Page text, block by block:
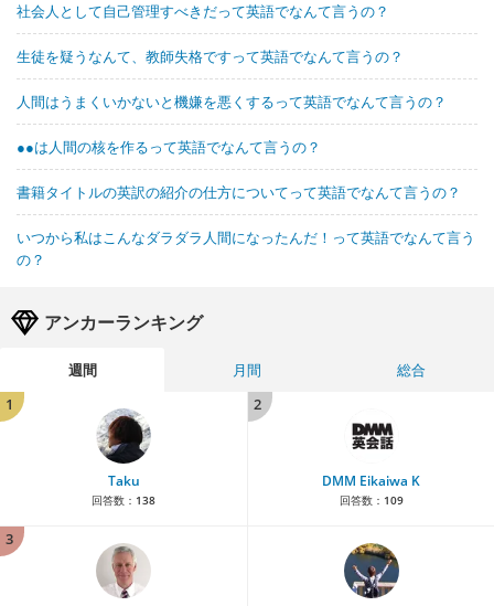
社会人として自己管理すべきだって英語でなんて言うの？
生徒を疑うなんて、教師失格ですって英語でなんて言うの？
人間はうまくいかないと機嫌を悪くするって英語でなんて言うの？
●●は人間の核を作るって英語でなんて言うの？
書籍タイトルの英訳の紹介の仕方についてって英語でなんて言うの？
いつから私はこんなダラダラ人間になったんだ！って英語でなんて言う
の？
アンカーランキング
週間 月間
総合
1
Taku
回答数： 138
2
DMM Eikaiwa K
回答数： 109
3